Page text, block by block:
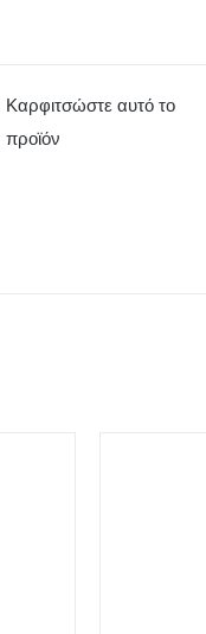
Καρφιτσώστε αυτό το
προϊόν